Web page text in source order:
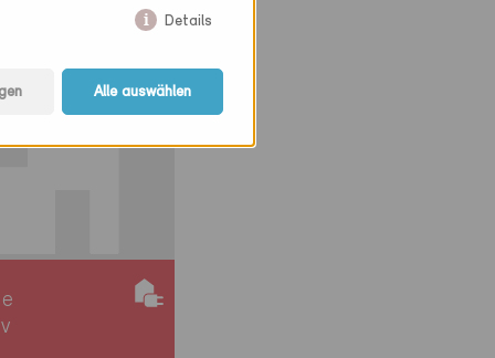
Details
Alle auswählen